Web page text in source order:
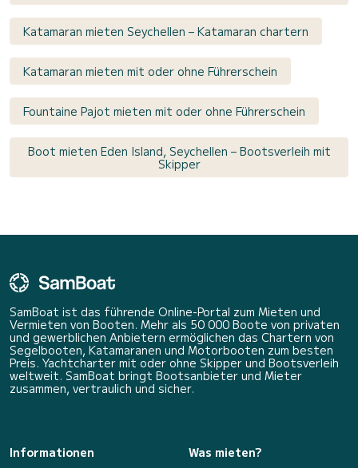
Katamaran mieten Seychellen – Katamaran chartern
Katamaran mieten mit oder ohne Führerschein
Fountaine Pajot mieten mit oder ohne Führerschein
Boot mieten Eden Island, Seychellen – Bootsverleih mit
Skipper
SamBoat ist das führende Online-Portal zum Mieten und
Vermieten von Booten. Mehr als 50 000 Boote von privaten
und gewerblichen Anbietern ermöglichen das Chartern von
Segelbooten, Katamaranen und Motorbooten zum besten
Preis. Yachtcharter mit oder ohne Skipper und Bootsverleih
weltweit. SamBoat bringt Bootsanbieter und Mieter
zusammen, vertraulich und sicher.
Informationen
Was mieten?